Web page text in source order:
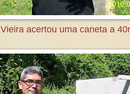
Vieira acertou uma caneta a